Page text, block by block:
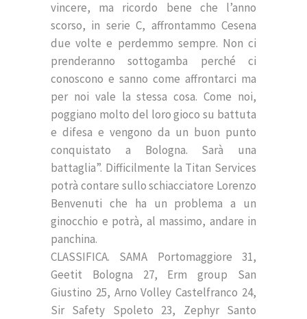
vincere, ma ricordo bene che l’anno
scorso, in serie C, affrontammo Cesena
due volte e perdemmo sempre. Non ci
prenderanno sottogamba perché ci
conoscono e sanno come affrontarci ma
per noi vale la stessa cosa. Come noi,
poggiano molto del loro gioco su battuta
e difesa e vengono da un buon punto
conquistato a Bologna. Sarà una
battaglia”. Difficilmente la Titan Services
potrà contare sullo schiacciatore Lorenzo
Benvenuti che ha un problema a un
ginocchio e potrà, al massimo, andare in
panchina.
CLASSIFICA. SAMA Portomaggiore 31,
Geetit Bologna 27, Erm group San
Giustino 25, Arno Volley Castelfranco 24,
Sir Safety Spoleto 23, Zephyr Santo